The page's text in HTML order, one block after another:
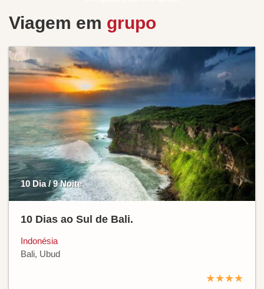
Viagem em grupo
10 Dia / 9 Noite
10 Dias ao Sul de Bali.
Indonésia
Bali, Ubud
★★★★